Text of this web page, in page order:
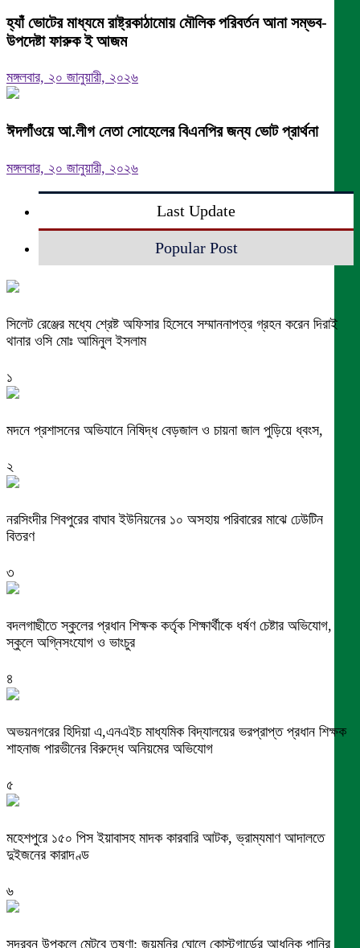
হ্যাঁ ভোটের মাধ্যমে রাষ্ট্রকাঠামোয় মৌলিক পরিবর্তন আনা সম্ভব-
উপদেষ্টা ফারুক ই আজম
মঙ্গলবার, ২০ জানুয়ারী, ২০২৬
ঈদগাঁওয়ে আ.লীগ নেতা সোহেলের বিএনপির জন্য ভোট প্রার্থনা
মঙ্গলবার, ২০ জানুয়ারী, ২০২৬
Last Update
Popular Post
সিলেট রেঞ্জের মধ্যে শ্রেষ্ট অফিসার হিসেবে সম্মাননাপত্র গ্রহন করেন দিরাই
থানার ওসি মোঃ আমিনুল ইসলাম
১
মদনে প্রশাসনের অভিযানে নিষিদ্ধ বেড়জাল ও চায়না জাল পুড়িয়ে ধ্বংস,
২
নরসিংদীর শিবপুরের বাঘাব ইউনিয়নের ১০ অসহায় পরিবারের মাঝে ঢেউটিন
বিতরণ
৩
বদলগাছীতে স্কুলের প্রধান শিক্ষক কর্তৃক শিক্ষার্থীকে ধর্ষণ চেষ্টার অভিযোগ,
স্কুলে অগ্নিসংযোগ ও ভাংচুর
৪
অভয়নগরের হিদিয়া এ,এনএইচ মাধ্যমিক বিদ্যালয়ের ভরপ্রাপ্ত প্রধান শিক্ষক
শাহনাজ পারভীনের বিরুদ্ধে অনিয়মের অভিযোগ
৫
মহেশপুরে ১৫০ পিস ইয়াবাসহ মাদক কারবারি আটক, ভ্রাম্যমাণ আদালতে
দুইজনের কারাদণ্ড
৬
সুন্দরবন উপকূলে মেটবে তৃষ্ণা: জয়মনির ঘোলে কোস্টগার্ডের আধুনিক পানির